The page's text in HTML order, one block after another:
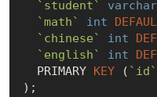
`student`
varchar
`math`
int
`chinese`
int
`english`
int
  PRIMARY
KEY ( `id`
);